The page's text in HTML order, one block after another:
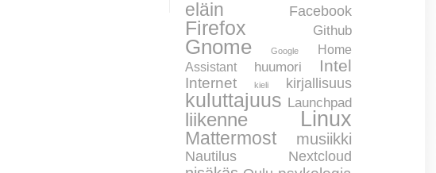
eläin Facebook
Firefox Github
Gnome Google
Home
Assistant
huumori Intel
Internet kieli kirjallisuus
kuluttajuus Launchpad
liikenne Linux
Mattermost musiikki
Nautilus Nextcloud